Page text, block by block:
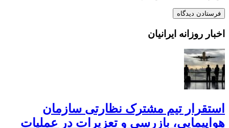
اخبار روزانه ایرانیان
استقرار تیم مشترک نظارتی سازمان
هواپیمایی، بازرسی و تعزیرات در عملیات